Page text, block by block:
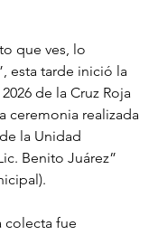
que ves, lo
esta tarde inició la
de la Cruz Roja
ceremonia realizada
la Unidad
Benito Juárez”
colecta fue